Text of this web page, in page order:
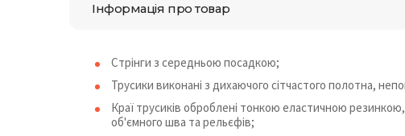
Інформація про товар
Стрінги з середньою посадкою;
Трусики виконані з дихаючого сітчастого полотна,
Краї трусиків оброблені тонкою еластичною резинкою,
об'ємного шва та рельєфів;